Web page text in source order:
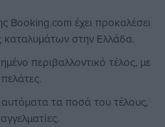
Booking.com έχει προκαλέσει
καταλυμάτων στην Ελλάδα.
περιβαλλοντικό τέλος, με
τα ποσά του τέλους,